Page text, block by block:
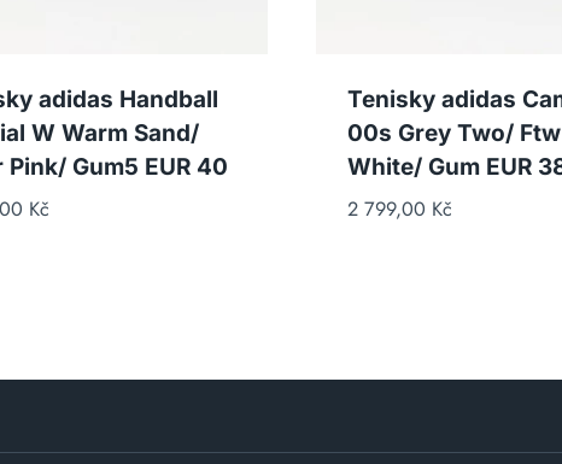
adidas Handball
W Warm Sand/
Pink/ Gum5 EUR 40
Kč
Tenisky adidas
00s Grey Two/ Ftw
White/ Gum EUR
2 799,00 Kč